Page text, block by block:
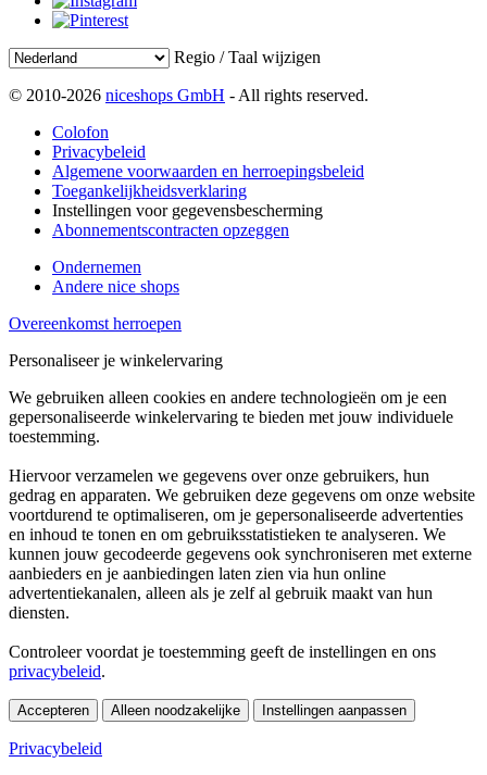
Regio / Taal wijzigen
© 2010-2026 niceshops GmbH - All rights reserved.
Colofon
Privacybeleid
Algemene voorwaarden en herroepingsbeleid
Toegankelijkheidsverklaring
Instellingen voor gegevensbescherming
Abonnementscontracten opzeggen
Ondernemen
Andere nice shops
Overeenkomst herroepen
Personaliseer je winkelervaring
We gebruiken alleen cookies en andere technologieën om je een
gepersonaliseerde winkelervaring te bieden met jouw individuele
toestemming.
Hiervoor verzamelen we gegevens over onze gebruikers, hun
gedrag en apparaten. We gebruiken deze gegevens om onze website
voortdurend te optimaliseren, om je gepersonaliseerde advertenties
en inhoud te tonen en om gebruiksstatistieken te analyseren. We
kunnen jouw gecodeerde gegevens ook synchroniseren met externe
aanbieders en je aanbiedingen laten zien via hun online
advertentiekanalen, alleen als je zelf al gebruik maakt van hun
diensten.
Controleer voordat je toestemming geeft de instellingen en ons
privacybeleid.
Accepteren Alleen noodzakelijke Instellingen aanpassen
Privacybeleid